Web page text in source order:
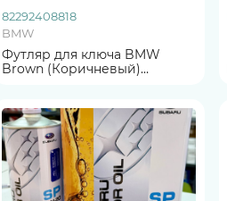
82292408818
BMW
Футляр для ключа BMW
Brown (Коричневый)